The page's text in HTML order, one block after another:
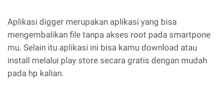
Aplikasi digger merupakan aplikasi yang bisa
mengembalikan file tanpa akses root pada smartpone
mu. Selain itu aplikasi ini bisa kamu download atau
install melalui play store secara gratis dengan mudah
pada hp kalian.